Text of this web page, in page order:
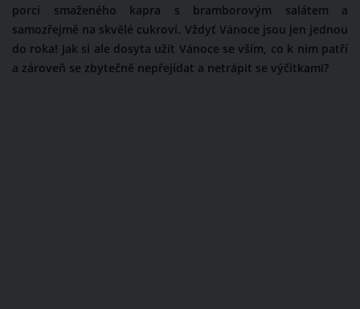
porci smaženého kapra s bramborovým salátem a
samozřejmě na skvělé cukroví. Vždyť Vánoce jsou jen jednou
do roka! Jak si ale dosyta užít Vánoce se vším, co k nim patří
a zároveň se zbytečně nepřejídat a netrápit se výčitkami?